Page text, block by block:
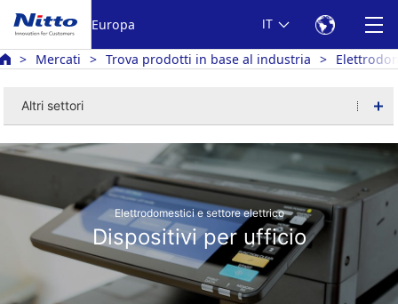
Europa IT
Mercati Trova prodotti in base al industria
Altri settori
Elettrodomestici e settore elettrico
Dispositivi per ufficio